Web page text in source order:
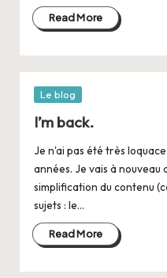
Read More
Posted
Le blog
I’m back.
Je n'ai pas été très
années. Je vais à nouveau
simplification du contenu
sujets : le…
Read More